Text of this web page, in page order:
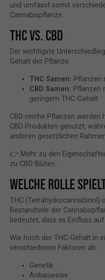
und umfasst somit
Cannabispflanze.
THC VS. CBD
Der wichtigste
Gehalt der Pflanze:
THC Samen: Pflanzen
CBD Samen: Pflanzen
geringem THC-Gehalt
CBD-reiche Pflanzen
CBD Produkten genutzt,
anderen gesetzlichen
👉 Mehr zu den
zu CBD Blüten.
WELCHE ROLLE
THC (Tetrahydrocannabinol)
Bestandteile der
bedeutet, dass es Einfluss
Wie hoch der THC-Gehalt in
verschiedenen Faktoren ab:
Genetik
Anbauweise